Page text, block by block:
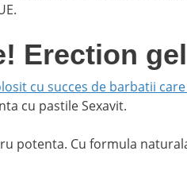
Erection
cu succes de barbatii
cu pastile Sexavit.
potenta. Cu formula